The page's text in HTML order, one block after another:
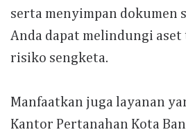
serta menyimpan dokumen
Anda dapat melindungi aset
risiko sengketa.
Manfaatkan juga layanan
Kantor Pertanahan Kota